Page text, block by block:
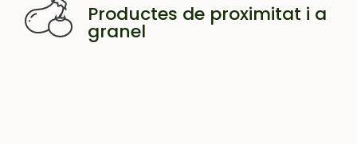
Productes de proximitat i a
granel